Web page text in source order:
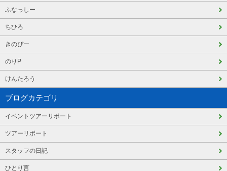
ふなっしー
ちひろ
きのぴー
のりP
けんたろう
ブログカテゴリ
イベントツアーリポート
ツアーリポート
スタッフの日記
ひとり言